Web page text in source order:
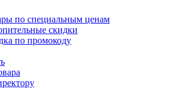
по специальным ценам
скидки
по промокоду